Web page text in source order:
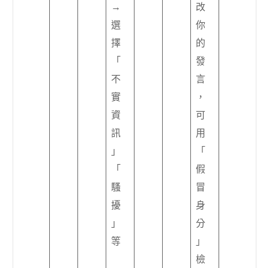
→
選
擇
「
不
實
資
訊
」
「
騷
擾
」
等
改
你
的
發
言
，
可
用
「
假
冒
身
分
」
檢